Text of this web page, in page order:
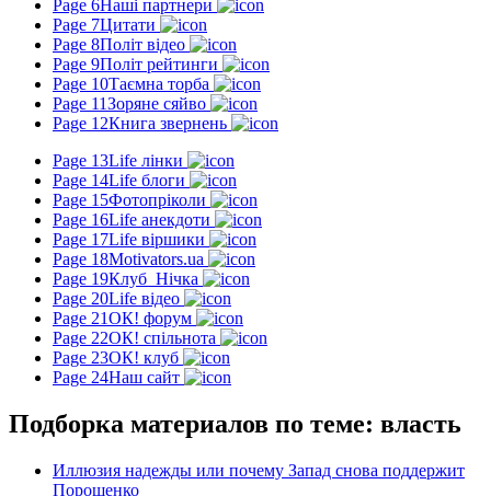
Page 6Наші партнери
Page 7Цитати
Page 8Політ відео
Page 9Політ рейтинги
Page 10Таємна торба
Page 11Зоряне сяйво
Page 12Книга звернень
Page 13Life лінки
Page 14Life блоги
Page 15Фотопріколи
Page 16Life анекдоти
Page 17Life віршики
Page 18Motivators.ua
Page 19Клуб_Нічка
Page 20Life відео
Page 21ОК! форум
Page 22ОК! спільнота
Page 23ОК! клуб
Page 24Наш сайт
Подборка материалов по теме: власть
Иллюзия надежды или почему Запад снова поддержит
Порошенко